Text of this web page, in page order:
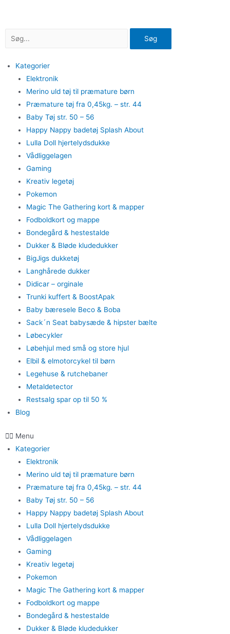
Søg
Kategorier
Elektronik
Merino uld tøj til præmature børn
Præmature tøj fra 0,45kg. – str. 44
Baby Tøj str. 50 – 56
Happy Nappy badetøj Splash About
Lulla Doll hjertelydsdukke
Vådliggelagen
Gaming
Kreativ legetøj
Pokemon
Magic The Gathering kort & mapper
Fodboldkort og mappe
Bondegård & hestestalde
Dukker & Bløde kludedukker
BigJigs dukketøj
Langhårede dukker
Didicar – orginale
Trunki kuffert & BoostApak
Baby bæresele Beco & Boba
Sack´n Seat babysæde & hipster bælte
Løbecykler
Løbehjul med små og store hjul
Elbil & elmotorcykel til børn
Legehuse & rutchebaner
Metaldetector
Restsalg spar op til 50 %
Blog
Menu
Kategorier
Elektronik
Merino uld tøj til præmature børn
Præmature tøj fra 0,45kg. – str. 44
Baby Tøj str. 50 – 56
Happy Nappy badetøj Splash About
Lulla Doll hjertelydsdukke
Vådliggelagen
Gaming
Kreativ legetøj
Pokemon
Magic The Gathering kort & mapper
Fodboldkort og mappe
Bondegård & hestestalde
Dukker & Bløde kludedukker